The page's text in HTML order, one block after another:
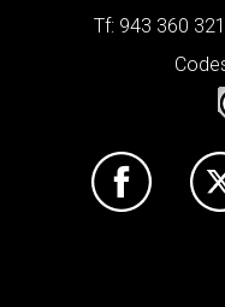
Tf: 943 360